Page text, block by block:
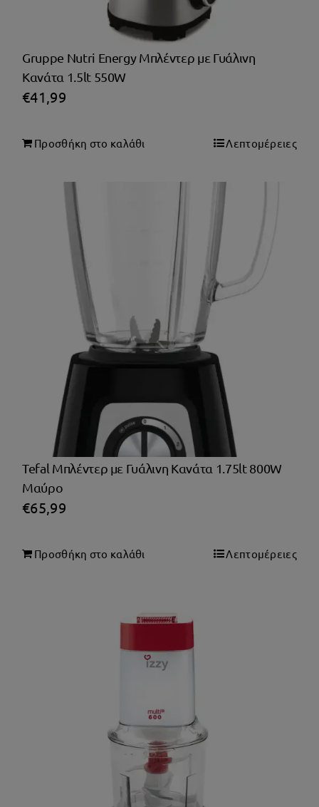
Gruppe Nutri Energy Μπλέντερ με Γυάλινη
Κανάτα 1.5lt 550W
€41,99
Προσθήκη στο καλάθι Λεπτομέρειες
Tefal Μπλέντερ με Γυάλινη Κανάτα 1.75lt 800W
Μαύρο
€65,99
Προσθήκη στο καλάθι Λεπτομέρειες